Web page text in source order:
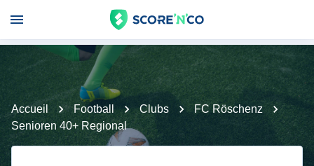
Accueil Football Clubs
FC Röschenz
Senioren 40+ Regional